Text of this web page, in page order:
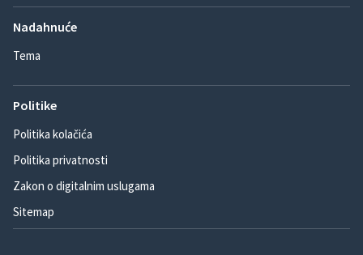
Nadahnuće
Tema
Politike
Politika kolačića
Politika privatnosti
Zakon o digitalnim uslugama
Sitemap